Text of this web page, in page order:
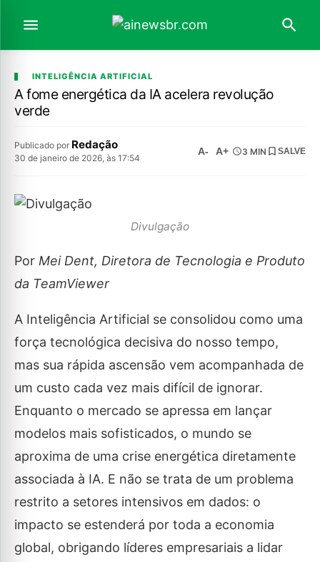
INTELIGÊNCIA ARTIFICIAL
A fome energética da IA acelera revolução
verde
Publicado por Redação
30 de janeiro de 2026, às 17:54
A- A+ 3 MIN SALVE
Divulgação
Por Mei Dent, Diretora de Tecnologia e Produto
da TeamViewer
A Inteligência Artificial se consolidou como uma
força tecnológica decisiva do nosso tempo,
mas sua rápida ascensão vem acompanhada de
um custo cada vez mais difícil de ignorar.
Enquanto o mercado se apressa em lançar
modelos mais sofisticados, o mundo se
aproxima de uma crise energética diretamente
associada à IA. E não se trata de um problema
restrito a setores intensivos em dados: o
impacto se estenderá por toda a economia
global, obrigando líderes empresariais a lidar